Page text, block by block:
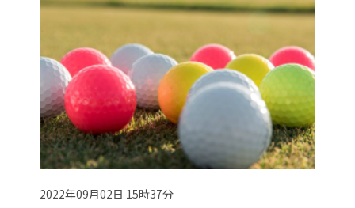
2022年09月02日 15時37分